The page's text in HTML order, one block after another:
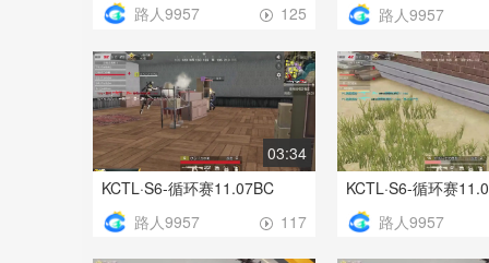
125
路人9957
路人9957
03:34
KCTL·S6-循环赛11.07BC
117
路人9957
KCTL·S6-循环赛
路人9957